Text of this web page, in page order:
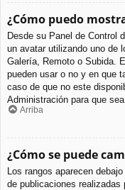
¿Cómo puedo
Desde su Panel de Control
un avatar utilizando uno de
Galería, Remoto o Subida.
pueden usar o no y en que
caso de que no este
Administración para que
Arriba
¿Cómo se puede
Los rangos aparecen
de publicaciones